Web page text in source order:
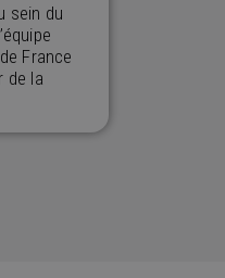
sein du
France
de la